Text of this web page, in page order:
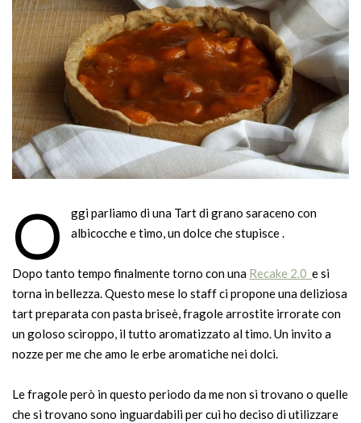
O
ggi parliamo di una Tart di grano saraceno con
albicocche e timo, un dolce che stupisce .
Dopo tanto tempo finalmente torno con una Recake 2.0 e si
torna in bellezza. Questo mese lo staff ci propone una deliziosa
tart preparata con pasta briseè, fragole arrostite irrorate con
un goloso sciroppo, il tutto aromatizzato al timo. Un invito a
nozze per me che amo le erbe aromatiche nei dolci.
Le fragole però in questo periodo da me non si trovano o quelle
che si trovano sono inguardabili per cui ho deciso di utilizzare